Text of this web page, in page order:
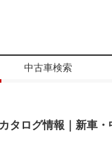
中古車検索
タログ情報｜新車